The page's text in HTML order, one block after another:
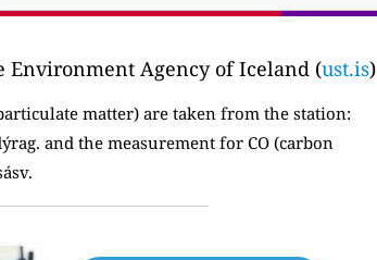
Environment Agency of Iceland (ust.is)
matter) are taken from the station:
and the measurement for CO (carbon